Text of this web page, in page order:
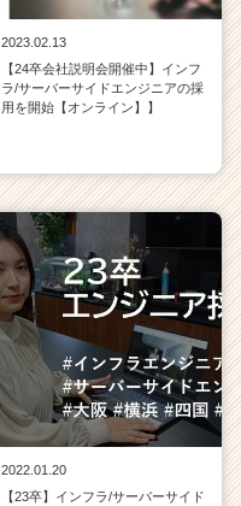
2023.02.13
【24卒会社説明会開催中】インフ
ラ/サーバーサイドエンジニアの採
用を開始【オンライン】】
2022.01.20
【23卒】インフラ/サーバーサイド